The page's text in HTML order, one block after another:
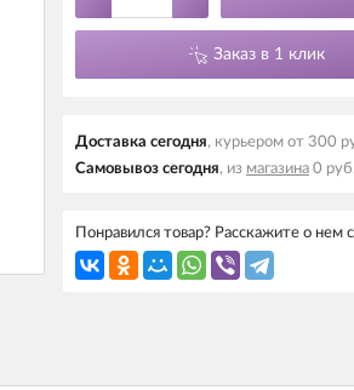
Заказ в 1 клик
Доставка cегодня, курьером от 300
Самовывоз cегодня, из магазина 0
Понравился товар? Расскажите о нем